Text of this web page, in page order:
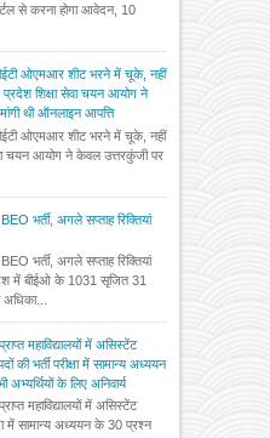
से करना होगा आवेदन, 10
ओएमआर शीट भरने में चूके, नहीं
प्रदेश शिक्षा सेवा चयन आयोग ने
थी ऑनलाइन आपत्ति
ओएमआर शीट भरने में चूके, नहीं
चयन आयोग ने केवल उत्तरकुंजी पर
भर्ती, अगले सप्ताह रिक्तियां
भर्ती, अगले सप्ताह रिक्तियां
में बीईओ के 1031 सृजित 31
महाविद्यालयों में असिस्टेंट
की भर्ती परीक्षा में सामान्य अध्ययन
के लिए अनिवार्य
महाविद्यालयों में असिस्टेंट
में सामान्य अध्ययन के 30 प्रश्न